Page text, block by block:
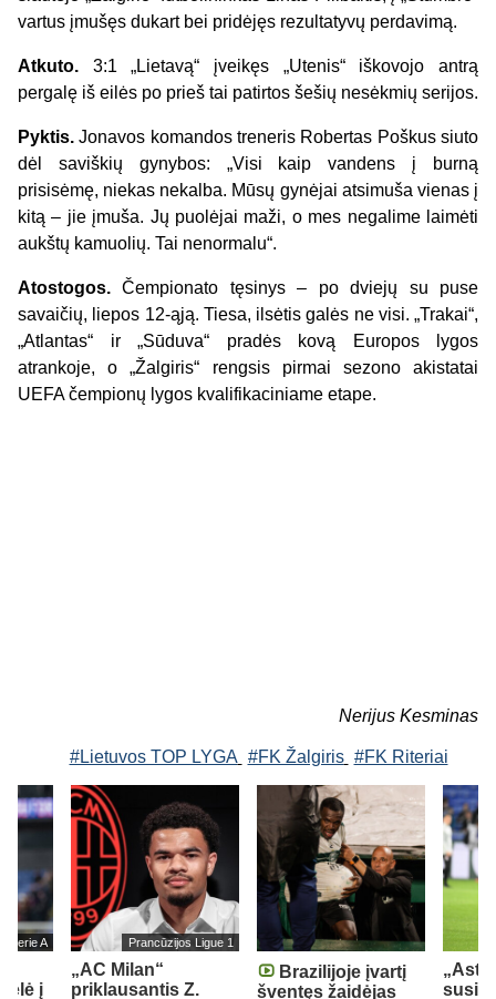
vartus įmušęs dukart bei pridėjęs rezultatyvų perdavimą.
Atkuto. 3:1 „Lietavą“ įveikęs „Utenis“ iškovojo antrą
pergalę iš eilės po prieš tai patirtos šešių nesėkmių serijos.
Pyktis. Jonavos komandos treneris Robertas Poškus siuto
dėl saviškių gynybos: „Visi kaip vandens į burną
prisisėmę, niekas nekalba. Mūsų gynėjai atsimuša vienas į
kitą – jie įmuša. Jų puolėjai maži, o mes negalime laimėti
aukštų kamuolių. Tai nenormalu“.
Atostogos. Čempionato tęsinys – po dviejų su puse
savaičių, liepos 12-ąją. Tiesa, ilsėtis galės ne visi. „Trakai“,
„Atlantas“ ir „Sūduva“ pradės kovą Europos lygos
atrankoje, o „Žalgiris“ rengsis pirmai sezono akistatai
UEFA čempionų lygos kvalifikaciniame etape.
Nerijus Kesminas
#Lietuvos TOP LYGA #FK Žalgiris #FK Riteriai
Serie A
į
Prancūzijos Ligue 1
„AC Milan“
priklausantis Z.
Brazilijoje įvartį
šventęs žaidėjas